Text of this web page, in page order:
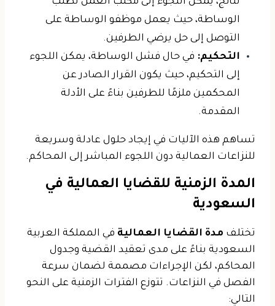
الوساطة، حيث يعمل موظفو الوساطة على
التوصل إلى حل يرضي الطرفين.
التحكيم: في حال فشل الوساطة، يمكن اللجوء
إلى التحكيم، حيث يكون القرار الصادر عن
المحكمين ملزمًا للطرفين بناءً على الأدلة
المقدمة.
تساهم هذه الآليات في إيجاد حلول عادلة وسريعة
للنزاعات العمالية دون اللجوء المباشر إلى المحاكم.
المدة الزمنية للقضايا العمالية في
السعودية
تختلف مدة القضايا العمالية في المملكة العربية
السعودية بناءً على مدى تعقيد القضية وجدول
المحاكم، لكن الإجراءات مصممة لضمان سرعة
الفصل في النزاعات. تتوزع الفترات الزمنية على النحو
التالي: